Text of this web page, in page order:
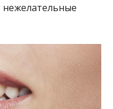
нежелательные